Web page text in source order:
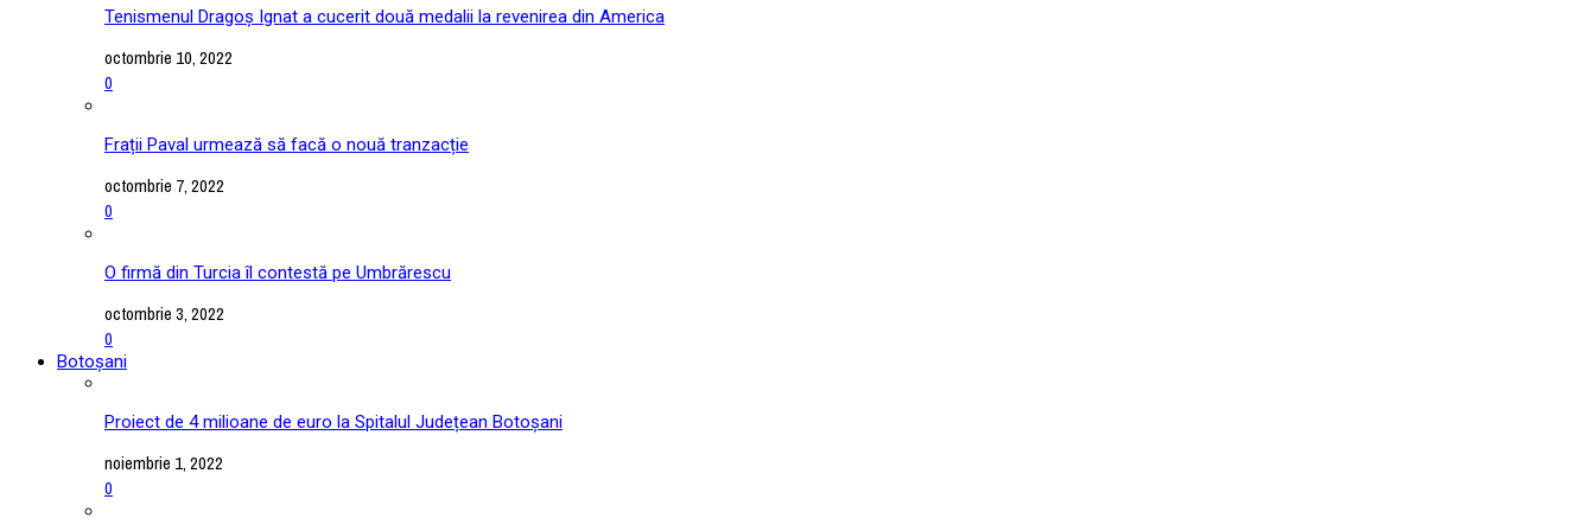
Tenismenul Dragoș Ignat a cucerit două medalii la revenirea din America
octombrie 10, 2022
0
Frații Paval urmează să facă o nouă tranzacție
octombrie 7, 2022
0
O firmă din Turcia îl contestă pe Umbrărescu
octombrie 3, 2022
0
Botoșani
Proiect de 4 milioane de euro la Spitalul Județean Botoșani
noiembrie 1, 2022
0